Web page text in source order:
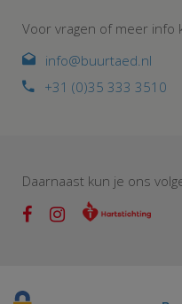
Voor vragen of meer info
info@buurtaed.nl
+31 (0)35 333 3510
Daarnaast kun je ons